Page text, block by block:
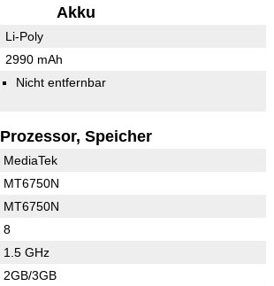
Akku
Li-Poly
2990 mAh
Nicht entfernbar
Prozessor, Speicher
MediaTek
MT6750N
MT6750N
8
1.5 GHz
2GB/3GB